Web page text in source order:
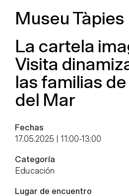
Museu Tàpies
La cartela
Visita
las familias
del Mar
Fechas
17.05.2025 | 11:00-13:00
Categoría
Educación
Lugar de encuentro